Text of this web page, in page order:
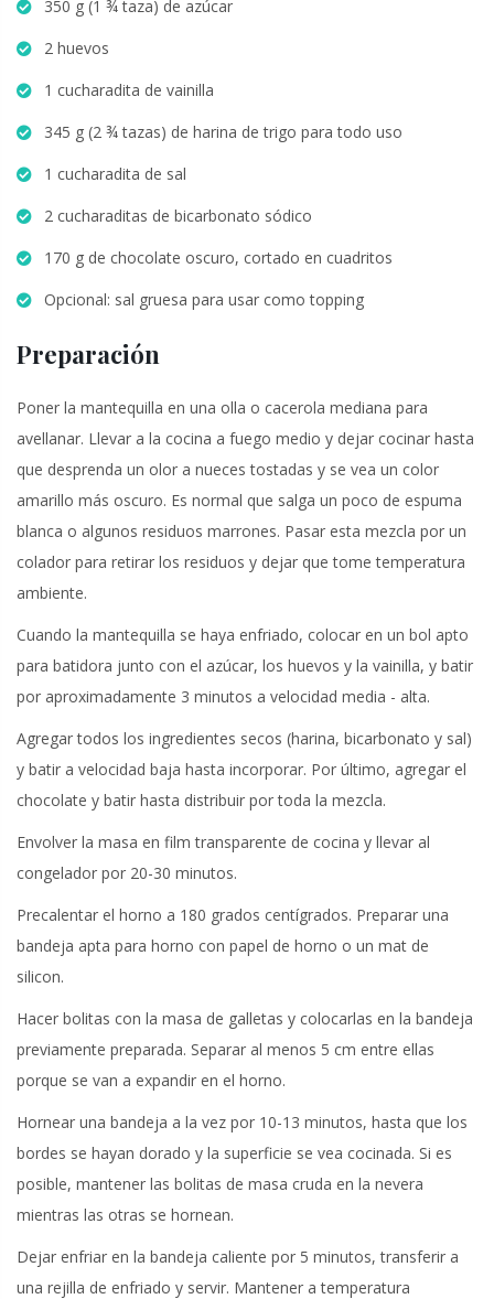
350 g (1 ¾ taza) de azúcar
2 huevos
1 cucharadita de vainilla
345 g (2 ¾ tazas) de harina de trigo para todo uso
1 cucharadita de sal
2 cucharaditas de bicarbonato sódico
170 g de chocolate oscuro, cortado en cuadritos
Opcional: sal gruesa para usar como topping
Preparación
Poner la mantequilla en una olla o cacerola mediana para
avellanar. Llevar a la cocina a fuego medio y dejar cocinar hasta
que desprenda un olor a nueces tostadas y se vea un color
amarillo más oscuro. Es normal que salga un poco de espuma
blanca o algunos residuos marrones. Pasar esta mezcla por un
colador para retirar los residuos y dejar que tome temperatura
ambiente.
Cuando la mantequilla se haya enfriado, colocar en un bol apto
para batidora junto con el azúcar, los huevos y la vainilla, y batir
por aproximadamente 3 minutos a velocidad media - alta.
Agregar todos los ingredientes secos (harina, bicarbonato y sal)
y batir a velocidad baja hasta incorporar. Por último, agregar el
chocolate y batir hasta distribuir por toda la mezcla.
Envolver la masa en film transparente de cocina y llevar al
congelador por 20-30 minutos.
Precalentar el horno a 180 grados centígrados. Preparar una
bandeja apta para horno con papel de horno o un mat de
silicon.
Hacer bolitas con la masa de galletas y colocarlas en la bandeja
previamente preparada. Separar al menos 5 cm entre ellas
porque se van a expandir en el horno.
Hornear una bandeja a la vez por 10-13 minutos, hasta que los
bordes se hayan dorado y la superficie se vea cocinada. Si es
posible, mantener las bolitas de masa cruda en la nevera
mientras las otras se hornean.
Dejar enfriar en la bandeja caliente por 5 minutos, transferir a
una rejilla de enfriado y servir. Mantener a temperatura